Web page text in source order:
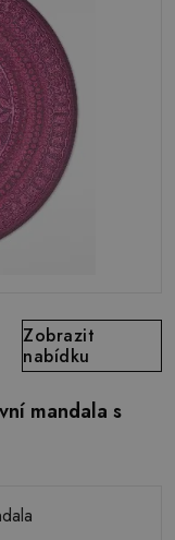
Zobrazit
nabídku
mandala s